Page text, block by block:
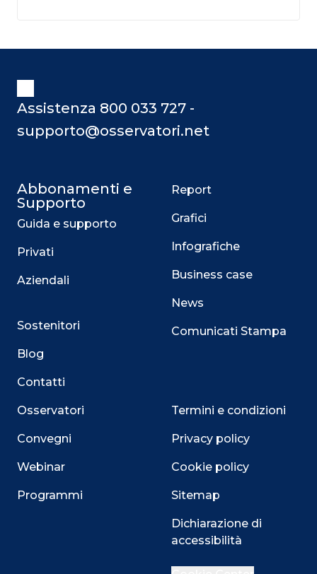
Assistenza 800 033 727 -
supporto@osservatori.net
Abbonamenti e
Supporto
Guida e supporto
Privati
Aziendali
Sostenitori
Blog
Contatti
Osservatori
Convegni
Webinar
Programmi
Report
Grafici
Infografiche
Business case
News
Comunicati Stampa
Termini e condizioni
Privacy policy
Cookie policy
Sitemap
Dichiarazione di
accessibilità